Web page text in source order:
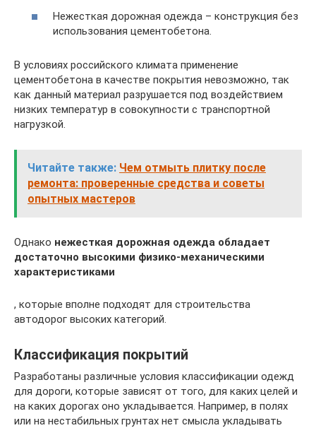
Нежесткая дорожная одежда – конструкция без
использования цементобетона.
В условиях российского климата применение
цементобетона в качестве покрытия невозможно, так
как данный материал разрушается под воздействием
низких температур в совокупности с транспортной
нагрузкой.
Читайте также: Чем отмыть плитку после
ремонта: проверенные средства и советы
опытных мастеров
Однако нежесткая дорожная одежда обладает
достаточно высокими физико-механическими
характеристиками
, которые вполне подходят для строительства
автодорог высоких категорий.
Классификация покрытий
Разработаны различные условия классификации одежд
для дороги, которые зависят от того, для каких целей и
на каких дорогах оно укладывается. Например, в полях
или на нестабильных грунтах нет смысла укладывать